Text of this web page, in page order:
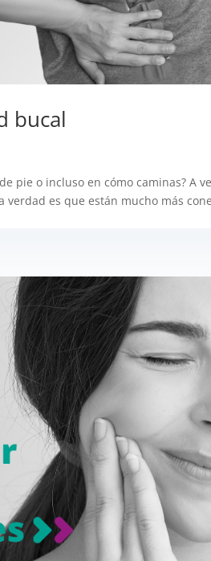
bucal
pie o incluso en cómo caminas? A
es que están mucho más